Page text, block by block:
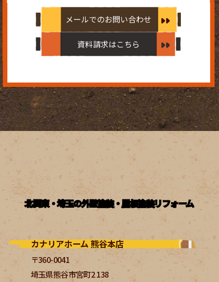
メールでのお問い合わせ
資料請求はこちら
北関東・埼玉の外壁塗装・屋根塗装リフォーム
カナリアホーム 熊谷本店
〒360-0041
埼玉県熊谷市宮町2 138